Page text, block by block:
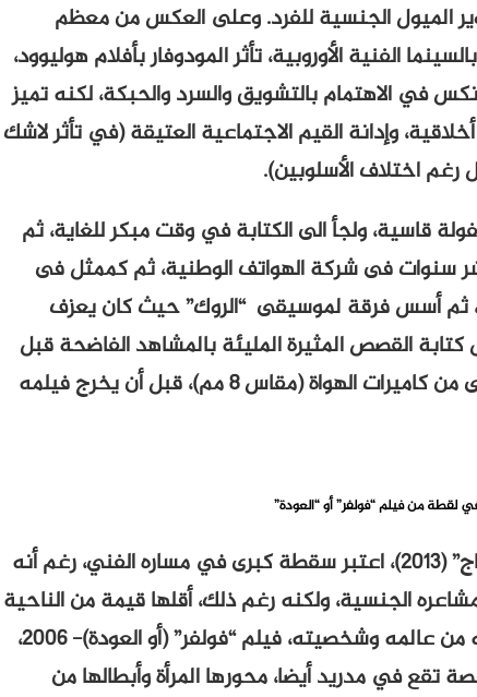
الميول الجنسية للفرد. وعلى العكس من معظم
الفنية الأوروبية، تأثر المودوفار بأفلام هوليوود،
في الاهتمام بالتشويق والسرد والحبكة، لكنه تميز
وإدانة القيم الاجتماعية العتيقة (في تأثر لاشك
رغم اختلاف الأسلوبين).
قاسية، ولجأ الى الكتابة في وقت مبكر للغاية، ثم
سنوات فى شركة الهواتف الوطنية، ثم كممثل فى
ثم أسس فرقة لموسيقى “الروك” حيث كان يعزف
القصص المثيرة المليئة بالمشاهد الفاضحة قبل
أن ينتقل الى تصوير الأفلام القصيرة بإحدى من كاميرات الهواة (مقاس 8 مم)، قبل أن يخرج فيلمه
في لقطة من فيلم “فولفر” أو “العودة”
فيلمه السابق مباشرة “إنني أشعر بالابتهاج” (2013)، اعتبر سقطة كبرى في مساره الفني، رغم أنه
الجنسية، ولكنه رغم ذلك، أقلها قيمة من الناحية
الفنية. ومن أكثر أفلامه تعبيرا عن أسلوبه من عالمه وشخصيته، فيلم “فولفر” (أو العودة)- 2006،
تقع في مدريد أيضا، محورها المرأة وأبطالها من